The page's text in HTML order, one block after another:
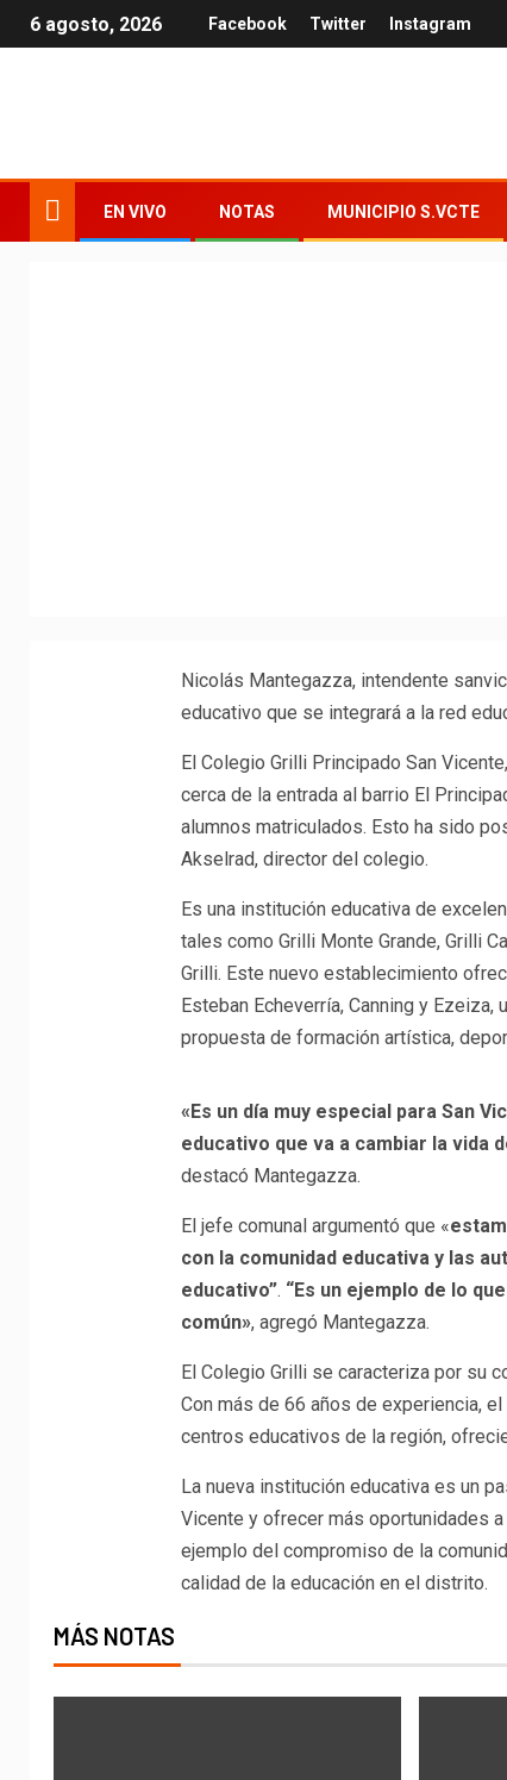
6 agosto, 2026 Facebook Twitter Instagram
EN VIVO NOTAS MUNICIPIO S.VCTE
Nicolás Mantegazza, intendente
educativo que se integrará a la red
El Colegio Grilli Principado San
cerca de la entrada al barrio El
alumnos matriculados. Esto ha sido
Akselrad, director del colegio.
Es una institución educativa de
tales como Grilli Monte Grande, Grilli
Grilli. Este nuevo establecimiento
Esteban Echeverría, Canning y
propuesta de formación artística,
«Es un día muy especial para San
educativo que va a cambiar la vida
destacó Mantegazza.
El jefe comunal argumentó que «
con la comunidad educativa y las
educativo”. “Es un ejemplo de lo
común», agregó Mantegazza.
El Colegio Grilli se caracteriza por su
Con más de 66 años de experiencia,
centros educativos de la región,
La nueva institución educativa es un
Vicente y ofrecer más oportunidades
ejemplo del compromiso de la
calidad de la educación en el distrito.
MÁS NOTAS